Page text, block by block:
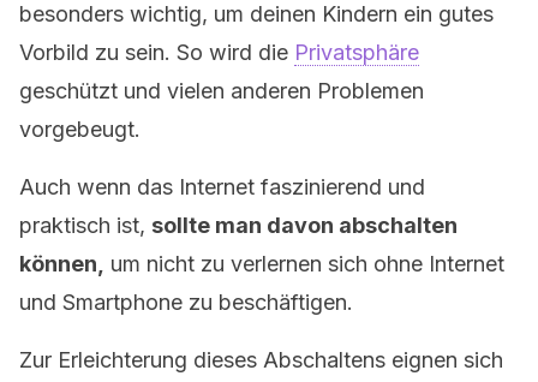
besonders wichtig, um deinen Kindern ein gutes
Vorbild zu sein. So wird die Privatsphäre
geschützt und vielen anderen Problemen
vorgebeugt.
Auch wenn das Internet faszinierend und
praktisch ist, sollte man davon abschalten
können,
um nicht zu verlernen sich ohne Internet
und Smartphone zu beschäftigen.
Zur Erleichterung dieses Abschaltens eignen sich